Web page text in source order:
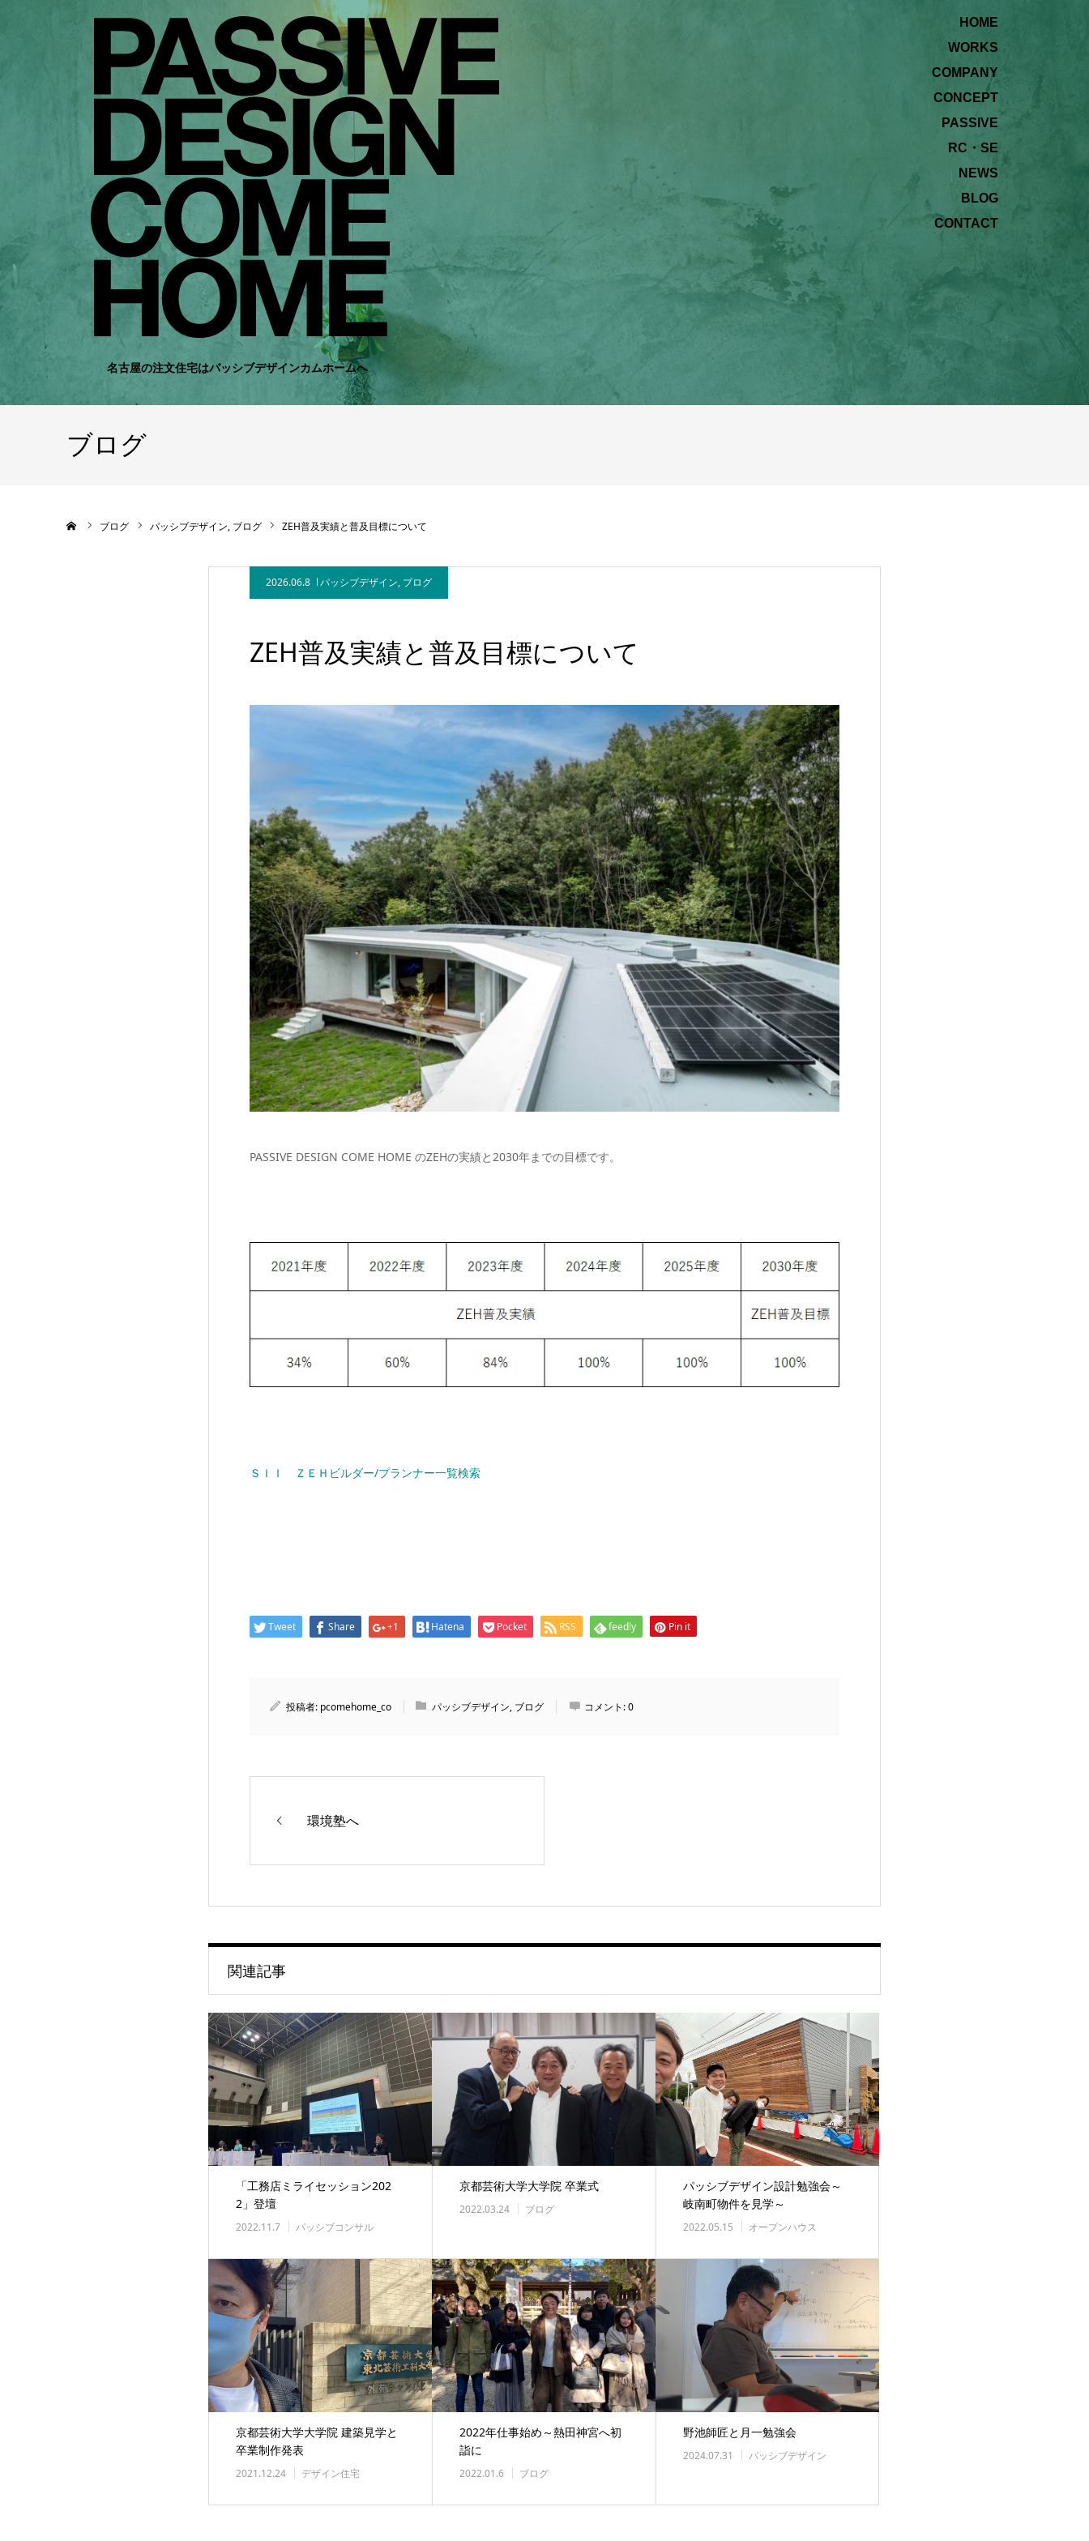
名古屋の注文住宅はパッシブデザインカムホームへ
HOME
WORKS
COMPANY
CONCEPT
PASSIVE
RC・SE
NEWS
BLOG
CONTACT
ブログ
ブログ パッシブデザイン ブログ ZEH普及実績と普及目標について
2026.06.8 パッシブデザイン, ブログ
ZEH普及実績と普及目標について
PASSIVE DESIGN COME HOME のZEHの実績と2030年までの目標です。
ＳＩＩ ＺＥＨビルダー/プランナー一覧検索
Tweet Share +1 Hatena Pocket RSS feedly Pin it
投稿者: pcomehome_co パッシブデザイン, ブログ コメント:0
環境塾へ
関連記事
「工務店ミライセッション202
2」登壇
2022.11.7 パッシブコンサル
京都芸術大学大学院 卒業式
2022.03.24 ブログ
パッシブデザイン設計勉強会～
岐南町物件を見学～
2022.05.15 オープンハウス
京都芸術大学大学院 建築見学と
卒業制作発表
2021.12.24 デザイン住宅
2022年仕事始め～熱田神宮へ初
詣に
2022.01.6 ブログ
野池師匠と月一勉強会
2024.07.31 パッシブデザイン